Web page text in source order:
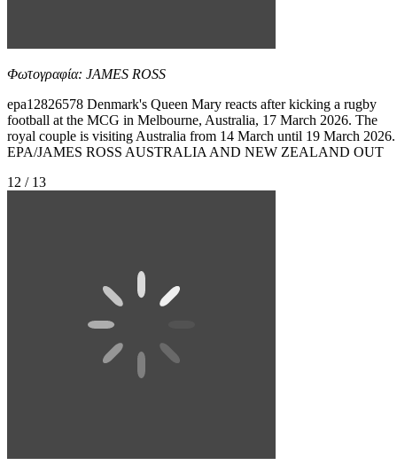
Φωτογραφία: JAMES ROSS
epa12826578 Denmark's Queen Mary reacts after kicking a rugby
football at the MCG in Melbourne, Australia, 17 March 2026. The
royal couple is visiting Australia from 14 March until 19 March 2026.
EPA/JAMES ROSS AUSTRALIA AND NEW ZEALAND OUT
12 / 13